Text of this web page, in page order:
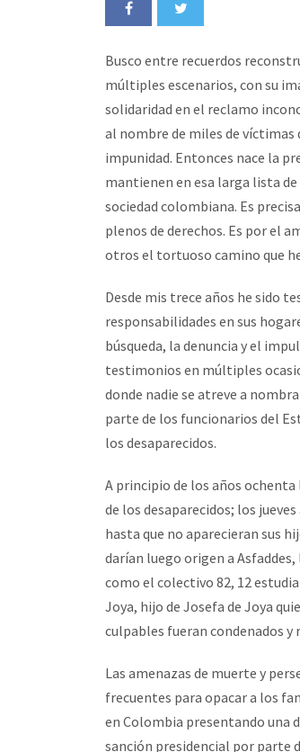
Busco entre recuerdos
múltiples escenarios, con su
solidaridad en el reclamo
al nombre de miles de víctimas
impunidad. Entonces nace la
mantienen en esa larga lista
sociedad colombiana. Es
plenos de derechos. Es por el
otros el tortuoso camino que
Desde mis trece años he sido
responsabilidades en sus
búsqueda, la denuncia y el
testimonios en múltiples
donde nadie se atreve a
parte de los funcionarios del
los desaparecidos.
A principio de los años
de los desaparecidos; los
hasta que no aparecieran sus
darían luego origen a
como el colectivo 82, 12
Joya, hijo de Josefa de Joya
culpables fueran condenados
Las amenazas de muerte y
frecuentes para opacar a los
en Colombia presentando una
sanción presidencial por parte